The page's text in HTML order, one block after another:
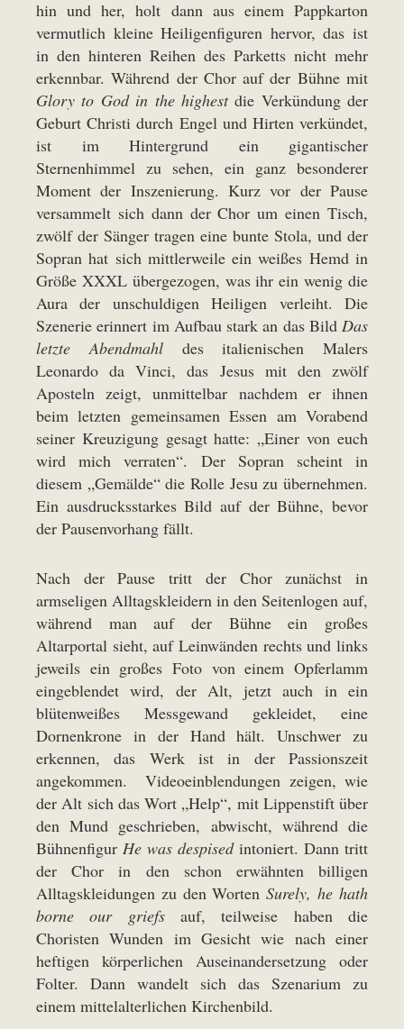
hin und her, holt dann aus einem Pappkarton
vermutlich kleine Heiligenfiguren hervor, das ist
in den hinteren Reihen des Parketts nicht mehr
erkennbar. Während der Chor auf der Bühne mit
Glory to God in the highestdie Verkündung der
Geburt Christi durch Engel und Hirten verkündet,
ist im Hintergrund ein gigantischer
Sternenhimmel zu sehen, ein ganz besonderer
Moment der Inszenierung. Kurz vor der Pause
versammelt sich dann der Chor um einen Tisch,
zwölf der Sänger tragen eine bunte Stola, und der
Sopran hat sich mittlerweile ein weißes Hemd in
Größe XXXL übergezogen, was ihr ein wenig die
Aura der unschuldigen Heiligen verleiht. Die
Szenerie erinnert im Aufbau stark an das Bild Das
letzte Abendmahldes italienischen Malers
Leonardo da Vinci, das Jesus mit den zwölf
Aposteln zeigt, unmittelbar nachdem er ihnen
beim letzten gemeinsamen Essen am Vorabend
seiner Kreuzigung gesagt hatte: „Einer von euch
wird mich verraten“. Der Sopran scheint in
diesem „Gemälde“ die Rolle Jesu zu übernehmen.
Ein ausdrucksstarkes Bild auf der Bühne, bevor
der Pausenvorhang fällt.
Nach der Pause tritt der Chor zunächst in
armseligen Alltagskleidern in den Seitenlogen auf,
während man auf der Bühne ein großes
Altarportal sieht, auf Leinwänden rechts und links
jeweils ein großes Foto von einem Opferlamm
eingeblendet wird, der Alt, jetzt auch in ein
blütenweißes Messgewand gekleidet, eine
Dornenkrone in der Hand hält. Unschwer zu
erkennen, das Werk ist in der Passionszeit
angekommen. Videoeinblendungen zeigen, wie
der Alt sich das Wort „Help“, mit Lippenstift über
den Mund geschrieben, abwischt, während die
Bühnenfigur He was despisedintoniert. Dann tritt
der Chor in den schon erwähnten billigen
Alltagskleidungen zu den WortenSurely, he hath
borne our griefsauf, teilweise haben die
Choristen Wunden im Gesicht wie nach einer
heftigen körperlichen Auseinandersetzung oder
Folter. Dann wandelt sich das Szenarium zu
einem mittelalterlichen Kirchenbild.